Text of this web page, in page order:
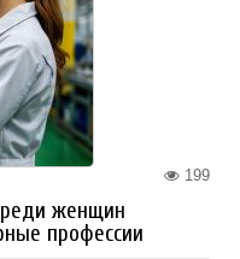
199
женщин
профессии